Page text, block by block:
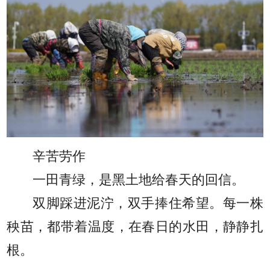
辛苦劳作
一田青绿，是黑土地给春天的回信。
双脚踩进泥泞，双手捧住希望。每一株
秧苗，都带着温度，在春日的水田，静静扎
根。